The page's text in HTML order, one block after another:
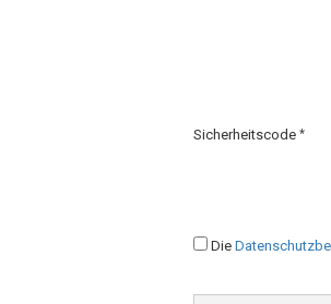
Sicherheitscode
Die